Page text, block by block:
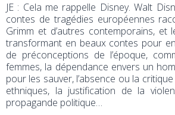
JE : Cela me rappelle Disney. Walt
contes de tragédies européennes
Grimm et d’autres contemporains, et
transformant en beaux contes pour
de préconceptions de l’époque,
femmes, la dépendance envers un
pour les sauver, l’absence ou la
ethniques, la justification de la
propagande politique…